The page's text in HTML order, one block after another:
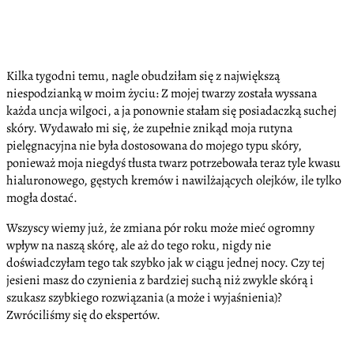
Kilka tygodni temu, nagle obudziłam się z największą
niespodzianką w moim życiu: Z mojej twarzy została wyssana
każda uncja wilgoci, a ja ponownie stałam się posiadaczką suchej
skóry. Wydawało mi się, że zupełnie znikąd moja rutyna
pielęgnacyjna nie była dostosowana do mojego typu skóry,
ponieważ moja niegdyś tłusta twarz potrzebowała teraz tyle kwasu
hialuronowego, gęstych kremów i nawilżających olejków, ile tylko
mogła dostać.
Wszyscy wiemy już, że zmiana pór roku może mieć ogromny
wpływ na naszą skórę, ale aż do tego roku, nigdy nie
doświadczyłam tego tak szybko jak w ciągu jednej nocy. Czy tej
jesieni masz do czynienia z bardziej suchą niż zwykle skórą i
szukasz szybkiego rozwiązania (a może i wyjaśnienia)?
Zwróciliśmy się do ekspertów.